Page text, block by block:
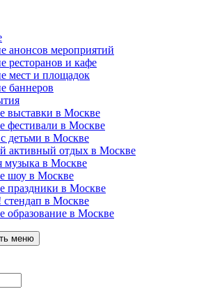
анонсов мероприятий
ресторанов и кафе
мест и площадок
баннеров
выставки в Москве
фестивали в Москве
детьми в Москве
активный отдых в Москве
музыка в Москве
шоу в Москве
праздники в Москве
стендап в Москве
образование в Москве
меню